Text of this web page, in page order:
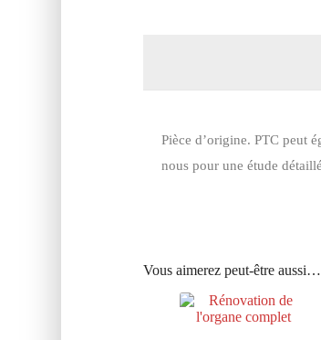
Pièce d’origine. PTC peut
nous pour une étude
Vous aimerez peut-être aussi…